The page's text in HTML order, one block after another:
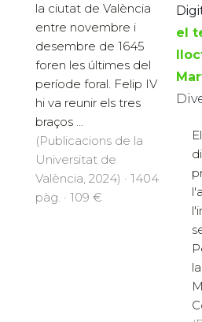
la ciutat de València
entre novembre i
desembre de 1645
foren les últimes del
període foral. Felip IV
hi va reunir els tres
braços ...
(Publicacions de la
Universitat de
València, 2024) · 1404
pàg. · 109 €
el